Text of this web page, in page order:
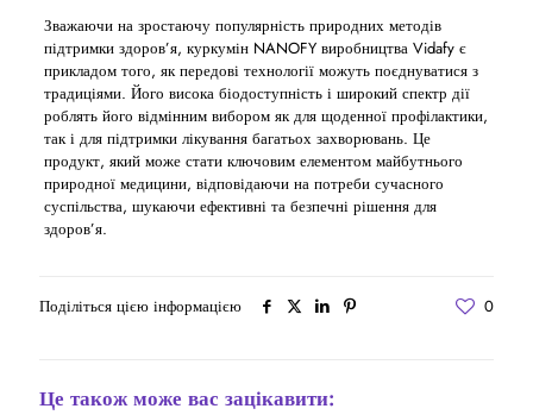
Зважаючи на зростаючу популярність природних методів
підтримки здоров’я, куркумін NANOFY виробництва Vidafy є
прикладом того, як передові технології можуть поєднуватися з
традиціями. Його висока біодоступність і широкий спектр дії
роблять його відмінним вибором як для щоденної профілактики,
так і для підтримки лікування багатьох захворювань. Це
продукт, який може стати ключовим елементом майбутнього
природної медицини, відповідаючи на потреби сучасного
суспільства, шукаючи ефективні та безпечні рішення для
здоров’я.
Поділіться цією інформацією 0
Це також може вас зацікавити: